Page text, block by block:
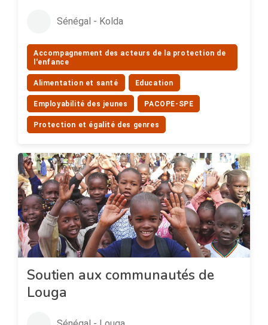
Sénégal - Kolda
Accompagnement des acteurs de la protection de
l'enfance
Alimentation et santé Education
Employabilité des jeunes PACOPE-SPE
Protection et égalité des genres
Soutien aux communautés de
Louga